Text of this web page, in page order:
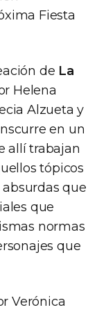
Fiesta
de La
Helena
Alzueta y
en un
allí trabajan
tópicos
que
que
normas
que
Verónica